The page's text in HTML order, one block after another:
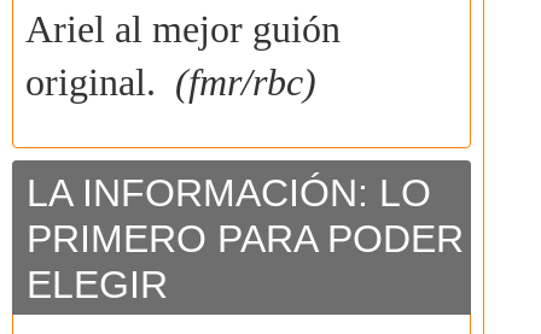
Ariel al mejor guión
original. (fmr/rbc)
LA INFORMACIÓN: LO
PRIMERO PARA PODER
ELEGIR